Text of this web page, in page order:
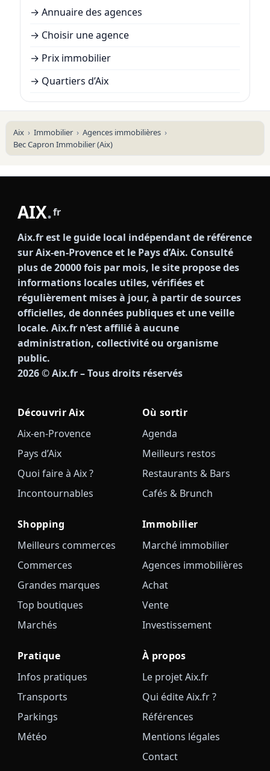
→ Annuaire des agences
→ Choisir une agence
→ Prix immobilier
→ Quartiers d’Aix
Aix Immobilier
Agences immobilières
Bec Capron Immobilier (Aix)
AIX.fr
Aix.fr est le guide local indépendant de référence
sur Aix-en-Provence et le Pays d’Aix. Consulté
plus de 20000 fois par mois, le site propose des
informations locales utiles, vérifiées et
régulièrement mises à jour, à partir de sources
officielles, de données publiques et une veille
locale. Aix.fr n’est affilié à aucune
administration, collectivité ou organisme
public.
2026© Aix.fr – Tous droits réservés
Découvrir Aix
Aix-en-Provence
Pays d’Aix
Quoi faire à Aix ?
Incontournables
Où sortir
Agenda
Meilleurs restos
Restaurants & Bars
Cafés & Brunch
Shopping
Meilleurs commerces
Commerces
Grandes marques
Top boutiques
Marchés
Immobilier
Marché immobilier
Agences immobilières
Achat
Vente
Investissement
Pratique
Infos pratiques
Transports
Parkings
Météo
À propos
Le projet Aix.fr
Qui édite Aix.fr ?
Références
Mentions légales
Contact